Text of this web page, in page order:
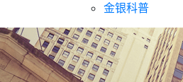
金银科普